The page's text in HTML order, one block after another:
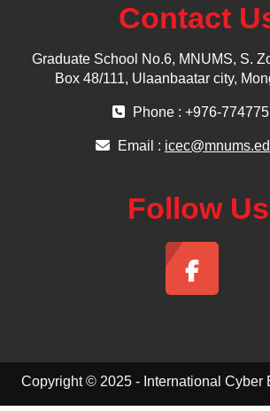
Contact
Graduate School No.6, MNUMS, S.
Box 48/111, Ulaanbaatar city,
Phone : +976-
Email :
Follow Us
Copyright © 2025 - International Cyber